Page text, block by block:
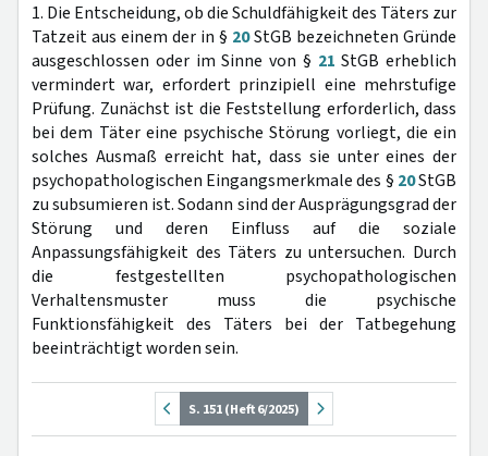
1. Die Entscheidung, ob die Schuldfähigkeit des Täters zur
Tatzeit aus einem der in § 20StGB bezeichneten Gründe
ausgeschlossen oder im Sinne von § 21 StGB erheblich
vermindert war, erfordert prinzipiell eine mehrstufige
Prüfung. Zunächst ist die Feststellung erforderlich, dass
bei dem Täter eine psychische Störung vorliegt, die ein
solches Ausmaß erreicht hat, dass sie unter eines der
psychopathologischen Eingangsmerkmale des § 20StGB
zu subsumieren ist. Sodann sind der Ausprägungsgrad der
Störung und deren Einfluss auf die soziale
Anpassungsfähigkeit des Täters zu untersuchen. Durch
die festgestellten psychopathologischen
Verhaltensmuster muss die psychische
Funktionsfähigkeit des Täters bei der Tatbegehung
beeinträchtigt worden sein.
S. 151 (Heft 6/2025)